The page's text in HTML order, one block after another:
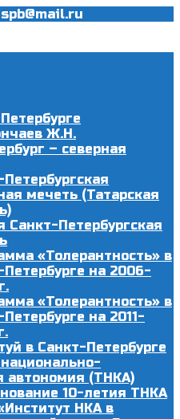
Ж.Н.
– северная
мечеть (Татарская
Санкт-Петербургская
«Толерантность» в
Петербурге на 2006-
«Толерантность» в
на 2011-
в Санкт-Петербурге
автономия (ТНКА)
10-летия ТНКА
НКА в